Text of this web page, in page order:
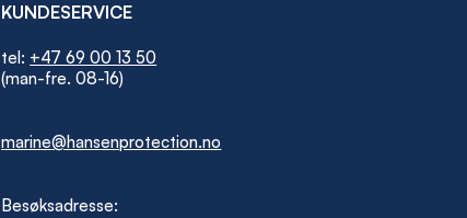
KUNDESERVICE
tel: +47 69 00 13 50
(man-fre. 08-16)
marine@hansenprotection.no
Besøksadresse: